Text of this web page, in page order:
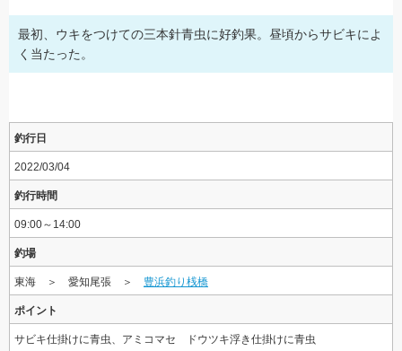
最初、ウキをつけての三本針青虫に好釣果。昼頃からサビキによ
く当たった。
釣行日
2022/03/04
釣行時間
09:00～14:00
釣場
東海 ＞ 愛知尾張 ＞ 豊浜釣り桟橋
ポイント
サビキ仕掛けに青虫、アミコマセ ドウツキ浮き仕掛けに青虫